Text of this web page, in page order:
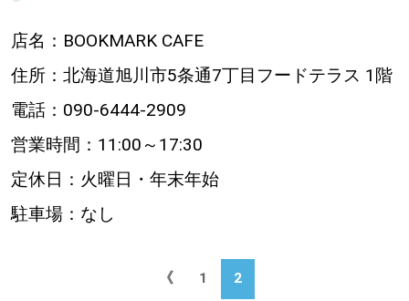
情報提供・お問い合わせ 利用規約
プライバシーポリシー
店名：BOOKMARK CAFE
住所：北海道旭川市5条通7丁目フードテラス 1階
電話：090-6444-2909
営業時間：11:00～17:30
定休日：火曜日・年末年始
駐車場：なし
《 1 2